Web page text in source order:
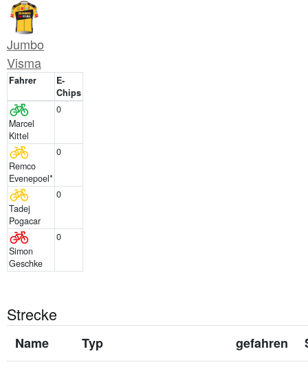
Jumbo
Visma
Fahrer
E-
Chips
Marcel
Kittel
0
Remco
Evenepoel*
0
Tadej
Pogacar
0
Simon
Geschke
0
Strecke
Name Typ gefahren